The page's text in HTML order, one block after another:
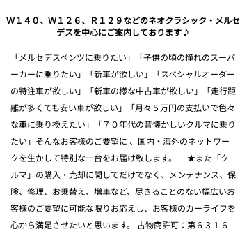
Ｗ１４０、Ｗ１２６、Ｒ１２９などのネオクラシック・メルセ
デスを中心にご案内しております♪
「メルセデスベンツに乗りたい」「子供の頃の憧れのスーパ
ーカーに乗りたい」「新車が欲しい」「スペシャルオーダー
の特注車が欲しい」「新車の様な中古車が欲しい」「走行距
離が多くても安い車が欲しい」「月々５万円の支払いで色々
な車に乗り換えたい」「７０年代の昔懐かしいクルマに乗り
たい」そんなお客様のご要望に 、国内・海外のネットワー
クを生かして特別な一台をお届け致します。 ★また「ク
ルマ」の購入・売却に関してだけでなく、メンテナンス、保
険、修理、お乗替え、増車など、尽きることのない幅広いお
客様のご要望に可能な限りお応えし、お客様のカーライフを
心から満足させたいと思います。 古物商許可：第６３１６